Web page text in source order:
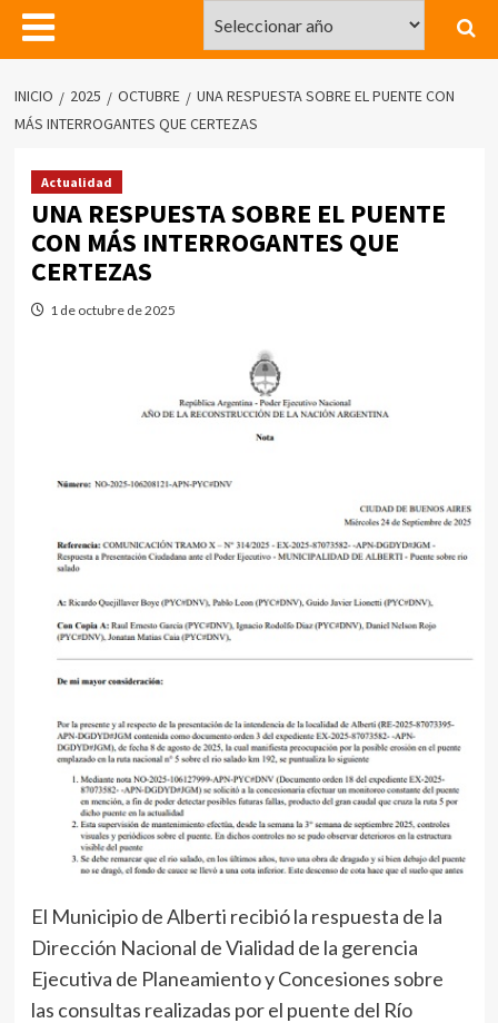
INICIO 2025 OCTUBRE
UNA RESPUESTA SOBRE EL PUENTE CON
MÁS INTERROGANTES QUE CERTEZAS
Actualidad
UNA RESPUESTA SOBRE EL PUENTE
CON MÁS INTERROGANTES QUE
CERTEZAS
1 de octubre de 2025
El Municipio de Alberti recibió la respuesta de la
Dirección Nacional de Vialidad de la gerencia
Ejecutiva de Planeamiento y Concesiones sobre
las consultas realizadas por el puente del Río